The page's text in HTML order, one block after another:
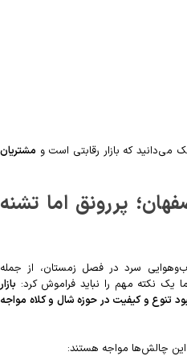
که بازار رقابتی است و مشتریان
پررونق اما تشنه
سرد در فصل زمستان، از جمله
یک نکته مهم را نباید فراموش کرد: بازار
تنوع و کیفیت در حوزه شال و کلاه مواجه
این چالش‌ها مواجه هستند: